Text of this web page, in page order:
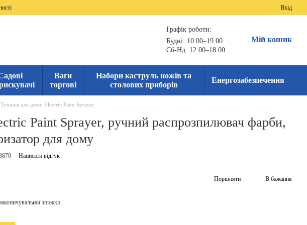
Вхід
Графік роботи:
Будні: 10:00–19:00
Сб-Нд: 12:00–18:00
Мій кошик
Ваги
торгові
Набори каструль ножів та
столових приборів
Енергозабезпечення
Техніка для дому Electric Paint Sprayer
Paint Sprayer, ручний распрозпилювач фарби,
для дому
Написати відгук
Порівняти В бажання
знижки